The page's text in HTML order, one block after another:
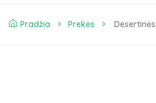
Pradžia Prekės